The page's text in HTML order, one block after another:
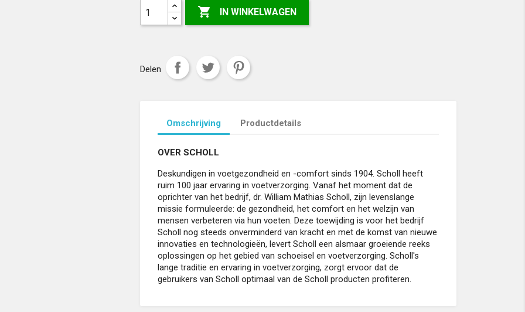
 IN WINKELWAGEN
Delen
Omschrijving Productdetails
OVER SCHOLL
Deskundigen in voetgezondheid en -comfort sinds 1904. Scholl heeft
ruim 100 jaar ervaring in voetverzorging. Vanaf het moment dat de
oprichter van het bedrijf, dr. William Mathias Scholl, zijn levenslange
missie formuleerde: de gezondheid, het comfort en het welzijn van
mensen verbeteren via hun voeten. Deze toewijding is voor het bedrijf
Scholl nog steeds onverminderd van kracht en met de komst van nieuwe
innovaties en technologieën, levert Scholl een alsmaar groeiende reeks
oplossingen op het gebied van schoeisel en voetverzorging. Scholl's
lange traditie en ervaring in voetverzorging, zorgt ervoor dat de
gebruikers van Scholl optimaal van de Scholl producten profiteren.